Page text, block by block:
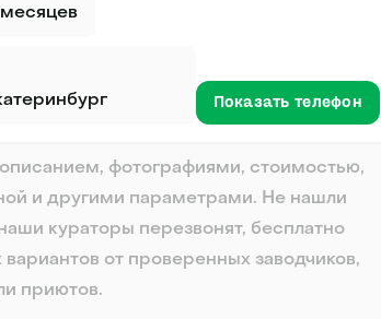
месяцев
Показать телефон
описанием, фотографиями, стоимостью,
и другими параметрами. Не нашли
кураторы перезвонят, бесплатно
от проверенных заводчиков,
приютов.